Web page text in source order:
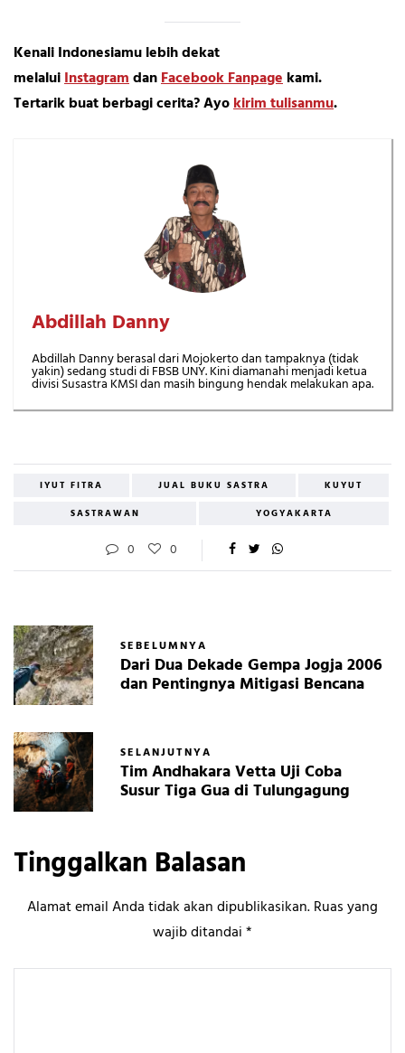
Kenali Indonesiamu lebih dekat
melaluiInstagramdanFacebook Fanpagekami.
Tertarik buat berbagi cerita? Ayokirim tulisanmu.
Abdillah Danny
Abdillah Danny berasal dari Mojokerto dan tampaknya (tidak
yakin) sedang studi di FBSB UNY. Kini diamanahi menjadi ketua
divisi Susastra KMSI dan masih bingung hendak melakukan apa.
IYUT FITRA JUAL BUKU SASTRA
KUYUT
SASTRAWAN
YOGYAKARTA
0 0
SEBELUMNYA
Dari Dua Dekade Gempa Jogja 2006
dan Pentingnya Mitigasi Bencana
SELANJUTNYA
Tim Andhakara Vetta Uji Coba
Susur Tiga Gua di Tulungagung
Tinggalkan Balasan
Alamat email Anda tidak akan dipublikasikan.Ruas yang
wajib ditandai*